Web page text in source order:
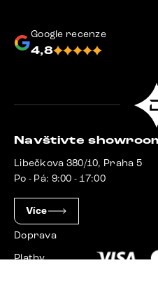
Google recenze
4,8
Navštivte
Libečkova 380/10, Praha 5
Po - Pá: 9:00 - 17:00
Více
Doprava
Platby